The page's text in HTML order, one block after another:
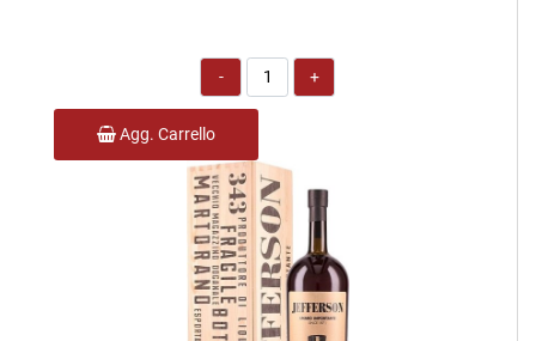
Quantità
Agg. Carrello